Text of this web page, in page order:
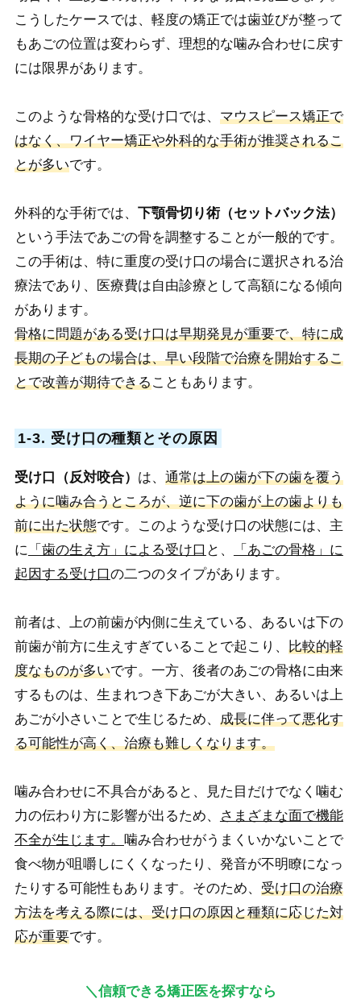
こうしたケースでは、軽度の矯正では歯並びが整って
もあごの位置は変わらず、理想的な噛み合わせに戻す
には限界があります。
このような骨格的な受け口では、 マウスピース矯正で
はなく、ワイヤー矯正や外科的な手術が推奨されるこ
とが多いです。
外科的な手術では、 下顎骨切り術（セットバック法）
という手法であごの骨を調整することが一般的です。
この手術は、特に重度の受け口の場合に選択される治
療法であり、医療費は自由診療として高額になる傾向
があります。
骨格に問題がある受け口は早期発見が重要で、特に成
長期の子どもの場合は、早い段階で治療を開始するこ
とで改善が期待できることもあります。
1-3. 受け口の種類とその原因
受け口（反対咬合） は、 通常は上の歯が下の歯を覆う
ように噛み合うところが、逆に下の歯が上の歯よりも
前に出た状態です。このような受け口の状態には、主
に 「歯の生え方」による受け口 と、
「あごの骨格」に
起因する受け口 の二つのタイプがあります。
前者は、上の前歯が内側に生えている、あるいは下の
前歯が前方に生えすぎていることで起こり、 比較的軽
度なものが多いです。一方、後者のあごの骨格に由来
するものは、生まれつき下あごが大きい、あるいは上
あごが小さいことで生じるため、 成長に伴って悪化す
る可能性が高く、治療も難しくなります。
噛み合わせに不具合があると、見た目だけでなく噛む
力の伝わり方に影響が出るため、
さまざまな面で機能
不全が生じます。 噛み合わせがうまくいかないことで
食べ物が咀嚼しにくくなったり、発音が不明瞭になっ
たりする可能性もあります。そのため、 受け口の治療
方法を考える際には、受け口の原因と種類に応じた対
応が重要です。
＼信頼できる矯正医を探すなら